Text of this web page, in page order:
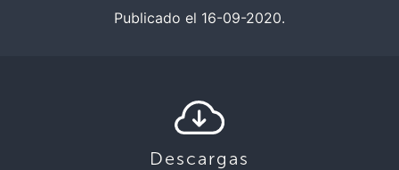
Publicado el 16-09-2020.
Descargas